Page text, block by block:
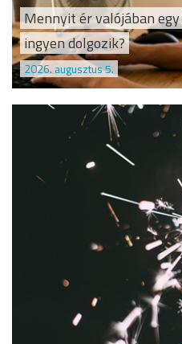
Mennyit ér valójában
ingyen dolgozik?
2026. augusztus 5.